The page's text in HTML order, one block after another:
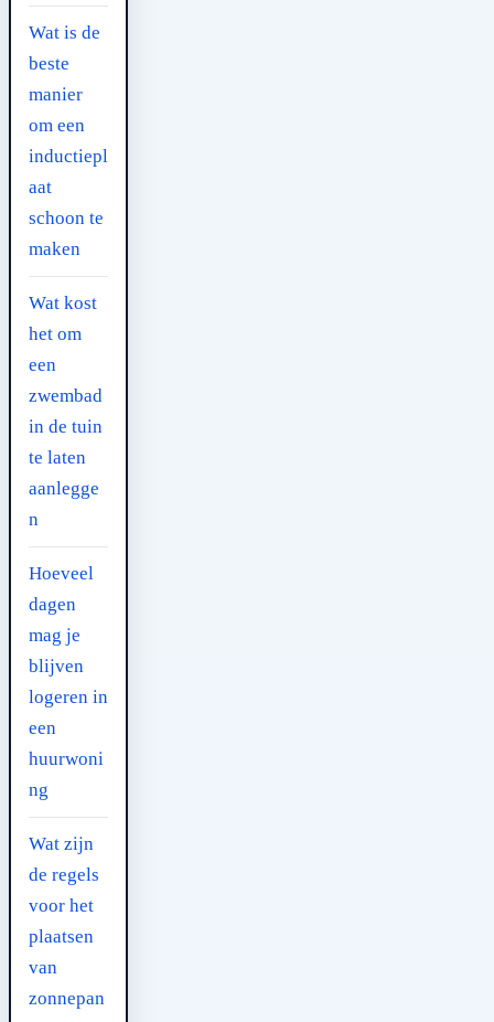
Wat is de
beste
manier
om een
inductiepl
aat
schoon te
maken
Wat kost
het om
een
zwembad
in de tuin
te laten
aanlegge
n
Hoeveel
dagen
mag je
blijven
logeren in
een
huurwoni
ng
Wat zijn
de regels
voor het
plaatsen
van
zonnepan